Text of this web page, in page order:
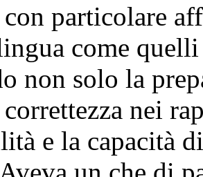
particolare
come
non solo la
correttezza nei
e la capacità